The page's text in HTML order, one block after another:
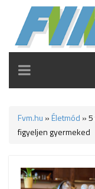
TOGGLE
NAVIGATION
Fvm.hu » Életmód »5
figyeljen gyermeked